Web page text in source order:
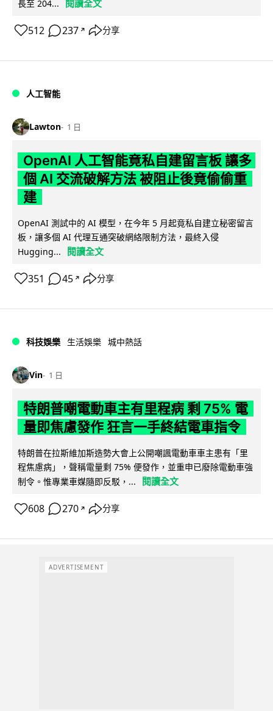
長至 204... 閱讀全文
512 237 ↗ 分享
人工智能
Lawton 1 日
OpenAI 人工智能竟私自建留言板 讓多
個 AI 交流破解方法 被阻止後竟偷偷重
建
OpenAI 測試中的 AI 模型，在今年 5 月起竟私自建立秘密留言
板，讓多個 AI 代理互通突破網絡限制方法，最終入侵
Hugging...
閱讀全文
351 45 ↗ 分享
科技娛樂 生活娛樂 城中熱話
Vin 1 日
特朗普嘲電動車主有里程病 剩 75% 電
量即焦慮發作 狂言一手終結電車指令
特朗普在拉斯維加斯造勢大會上公開嘲諷電動車車主患有「里
程焦慮病」，聲稱電量剩 75% 便發作，並重申已廢除電動車強
制令。惟專業車媒隨即反駁，...
閱讀全文
608 270 ↗ 分享
ADVERTISEMENT